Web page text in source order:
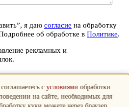
я даю согласие на обработку
об обработке в Политике.
рекламных и
Закрыть
сусловиями обработки
на сайте, необходимых для